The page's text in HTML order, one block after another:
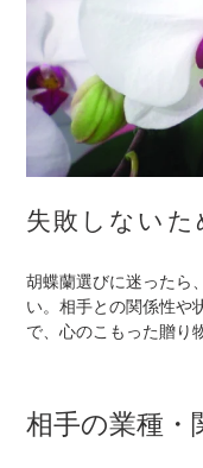
失敗しないた
胡蝶蘭選びに迷ったら
い。相手との関係性や
で、心のこもった贈り
相手の業種・